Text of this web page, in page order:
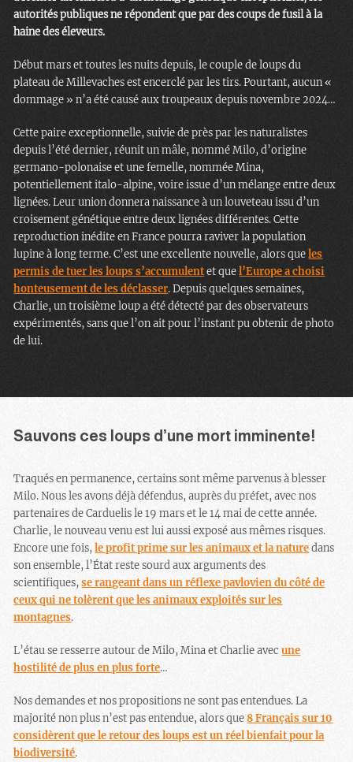
autorités publiques ne répondent que par des coups de fusil à la
haine des éleveurs.
Début mars et toutes les nuits depuis, le couple de loups du
plateau de Millevaches est encerclé par les tirs. Pourtant, aucun «
dommage » n’a été causé aux troupeaux depuis novembre 2024…
Cette paire exceptionnelle, suivie de près par les naturalistes
depuis l’été dernier, réunit un mâle, nommé Milo, d’origine
germano-polonaise et une femelle, nommée Mina,
potentiellement italo-alpine, voire issue d’un mélange entre deux
lignées. Leur union donnera naissance à un louveteau issu d’un
croisement génétique entre deux lignées différentes. Cette
reproduction inédite en France pourra raviver la population
lupine à long terme. C’est une excellente nouvelle, alors queles
permis de tuer les loups s’accumulentet quel’Europe a choisi
honteusement de les déclasser. Depuis quelques semaines,
Charlie, un troisième loup a été détecté par des observateurs
expérimentés, sans que l’on ait pour l’instant pu obtenir de photo
de lui.
Sauvons ces loups d’une mort imminente!
Traqués en permanence, certains sont même parvenus à blesser
Milo. Nous les avons déjà défendus, auprès du préfet, avec nos
partenaires de Carduelis le 19 mars et le 14 mai de cette année.
Charlie, le nouveau venu est lui aussi exposé aus mêmes risques.
Encore une fois,le profit prime sur les animaux et la naturedans
son ensemble, l’État reste sourd aux arguments des
scientifiques,se rangeant dans un réflexe pavlovien du côté de
ceux qui ne tolèrent que les animaux exploités sur les
montagnes.
L’étau se resserre autour de Milo, Mina et Charlie avecune
hostilité de plus en plus forte…
Nos demandes et nos propositions ne sont pas entendues. La
majorité non plus n’est pas entendue, alors que8 Français sur 10
considèrent que le retour des loups est un réel bienfait pour la
biodiversité.